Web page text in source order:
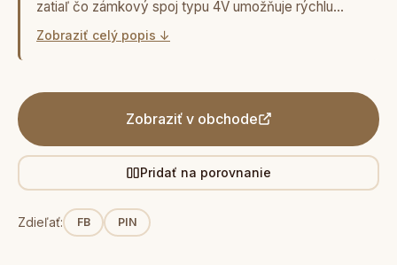
zatiaľ čo zámkový spoj typu 4V umožňuje rýchlu…
Zobraziť celý popis ↓
Zobraziť v obchode
Pridať na porovnanie
Zdieľať: FB PIN